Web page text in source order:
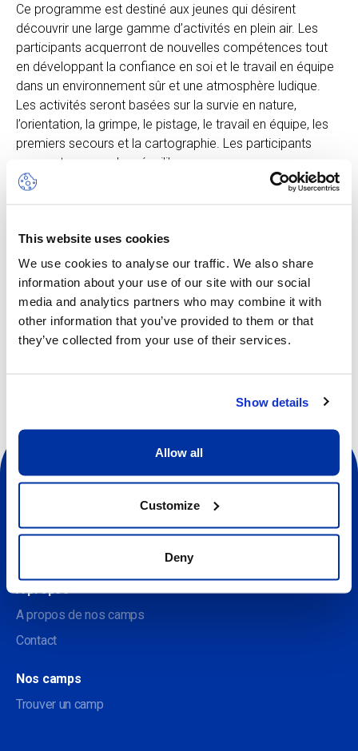
This website uses cookies
We use cookies to analyse our traffic. We also share
information about your use of our site with our social
media and analytics partners who may combine it with
other information that you’ve provided to them or that
they’ve collected from your use of their services.
Show details
Allow all
Customize
Deny
ENFR
Ce programme est destiné aux jeunes qui désirent
découvrir une large gamme d’activités en plein air. Les
participants acquerront de nouvelles compétences tout
en développant la confiance en soi et le travail en équipe
dans un environnement sûr et une atmosphère ludique.
Les activités seront basées sur la survie en nature,
l’orientation, la grimpe, le pistage, le travail en équipe, les
premiers secours et la cartographie. Les participants
pourront mesurer leur équilibre sur un parcours
d’accrobranche.
plein air dans un environnement sûr et entourés d’un
personnel qualifié.
Autres dates disponibles
A propos de nos camps
Contact
Nos camps
Trouver un camp